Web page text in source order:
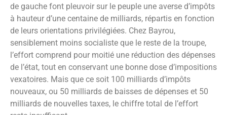
de gauche font pleuvoir sur le peuple une averse d’impôts
à hauteur d’une centaine de milliards, répartis en fonction
de leurs orientations privilégiées. Chez Bayrou,
sensiblement moins socialiste que le reste de la troupe,
l’effort comprend pour moitié une réduction des dépenses
de l’état, tout en conservant une bonne dose d’impositions
vexatoires. Mais que ce soit 100 milliards d’impôts
nouveaux, ou 50 milliards de baisses de dépenses et 50
milliards de nouvelles taxes, le chiffre total de l’effort